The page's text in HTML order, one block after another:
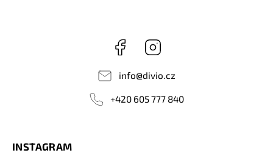
Facebook
info@divio.cz
+420 605 777 840
INSTAGRAM